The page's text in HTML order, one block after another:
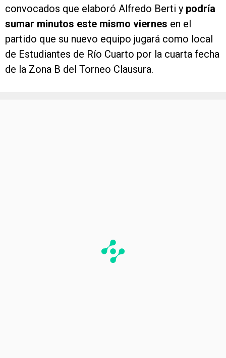
convocados que elaboró Alfredo Berti y podría
sumar minutos este mismo viernes en el
partido que su nuevo equipo jugará como local
de Estudiantes de Río Cuarto por la cuarta fecha
de la Zona B del Torneo Clausura.